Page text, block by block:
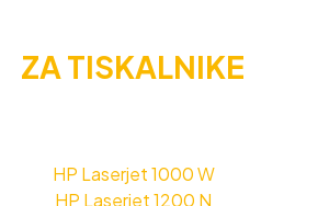
ZA TISKALNIKE
HP Laserjet 1000 W
HP Laserjet 1200 N